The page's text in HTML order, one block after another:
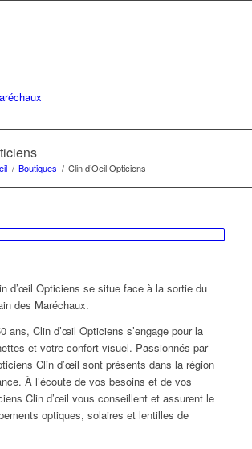
/ Boutiques / Clin d’Oeil Opticiens
d’œil Opticiens se situe face à la sortie du
des Maréchaux.
ans, Clin d’œil Opticiens s’engage pour la
et votre confort visuel. Passionnés par
Clin d’œil sont présents dans la région
À l’écoute de vos besoins et de vos
Clin d’œil vous conseillent et assurent le
optiques, solaires et lentilles de